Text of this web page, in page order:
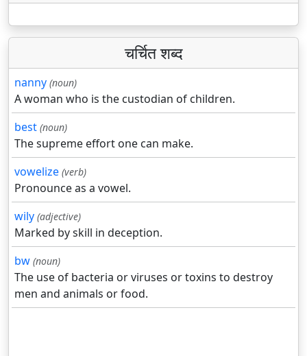
चर्चित शब्द
nanny (noun)
A woman who is the custodian of children.
best (noun)
The supreme effort one can make.
vowelize (verb)
Pronounce as a vowel.
wily (adjective)
Marked by skill in deception.
bw (noun)
The use of bacteria or viruses or toxins to destroy
men and animals or food.